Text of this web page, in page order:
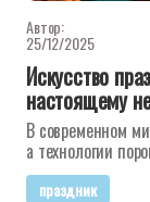
Автор:
25/12/2025
Искусство
настоящему
В современном
а технологии
праздник